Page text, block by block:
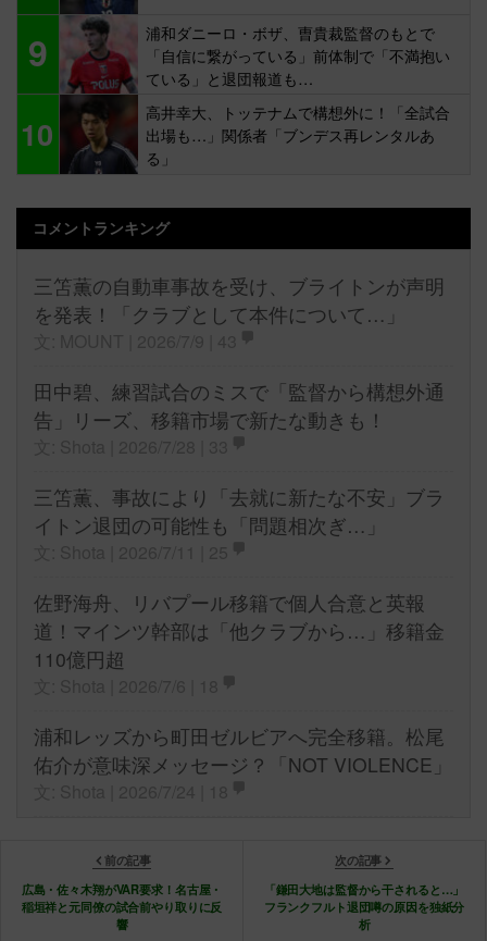
9
浦和ダニーロ・ボザ、曺貴裁監督のもとで
「自信に繋がっている」前体制で「不満抱い
ている」と退団報道も…
10
高井幸大、トッテナムで構想外に！「全試合
出場も…」関係者「ブンデス再レンタルあ
る」
コメントランキング
三笘薫の自動車事故を受け、ブライトンが声明
を発表！「クラブとして本件について…」
田中碧、練習試合のミスで「監督から構想外通
告」リーズ、移籍市場で新たな動きも！
三笘薫、事故により「去就に新たな不安」ブラ
イトン退団の可能性も「問題相次ぎ…」
佐野海舟、リバプール移籍で個人合意と英報
道！マインツ幹部は「他クラブから…」移籍金
110億円超
浦和レッズから町田ゼルビアへ完全移籍。松尾
佑介が意味深メッセージ？「NOT VIOLENCE」
前の記事
広島・佐々木翔がVAR要求！名古屋・
稲垣祥と元同僚の試合前やり取りに反
響
次の記事
「鎌田大地は監督から干されると…」
フランクフルト退団噂の原因を独紙分
析